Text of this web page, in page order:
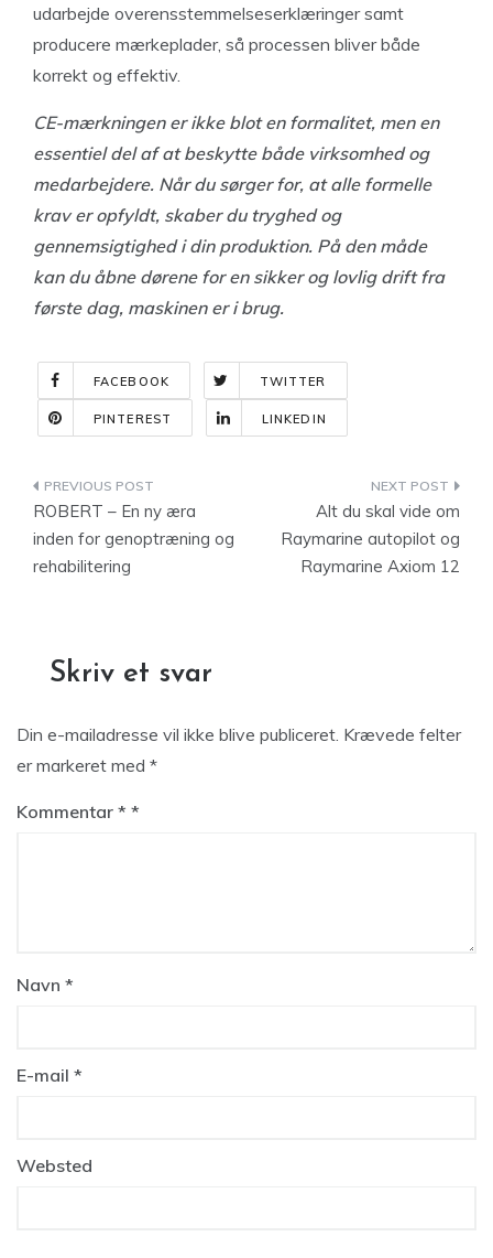
udarbejde overensstemmelseserklæringer samt
producere mærkeplader, så processen bliver både
korrekt og effektiv.
CE-mærkningen er ikke blot en formalitet, men en
essentiel del af at beskytte både virksomhed og
medarbejdere. Når du sørger for, at alle formelle
krav er opfyldt, skaber du tryghed og
gennemsigtighed i din produktion. På den måde
kan du åbne dørene for en sikker og lovlig drift fra
første dag, maskinen er i brug.
FACEBOOK TWITTER
PINTEREST LINKEDIN
Indlægsnavigation
ROBERT – En ny æra
inden for genoptræning og
rehabilitering
Alt du skal vide om
Raymarine autopilot og
Raymarine Axiom 12
Skriv et svar
Din e-mailadresse vil ikke blive publiceret. Krævede felter
er markeret med *
Kommentar *
Navn *
E-mail *
Websted